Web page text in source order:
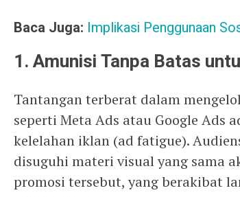
Baca Juga: Implikasi Penggunaan
1. Amunisi Tanpa Batas
Tantangan terberat dalam
seperti Meta Ads atau Google Ads
kelelahan iklan (ad fatigue).
disuguhi materi visual yang sama
promosi tersebut, yang berakibat